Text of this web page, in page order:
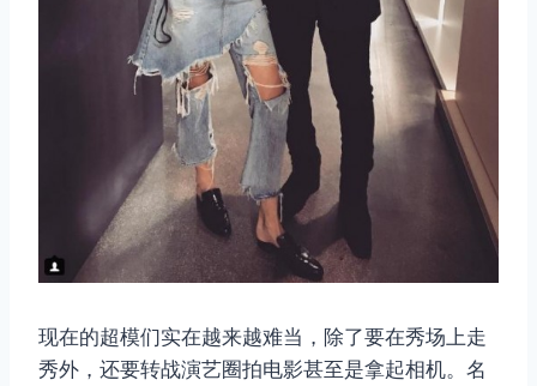
现在的超模们实在越来越难当，除了要在秀场上走
秀外，还要转战演艺圈拍电影甚至是拿起相机。名